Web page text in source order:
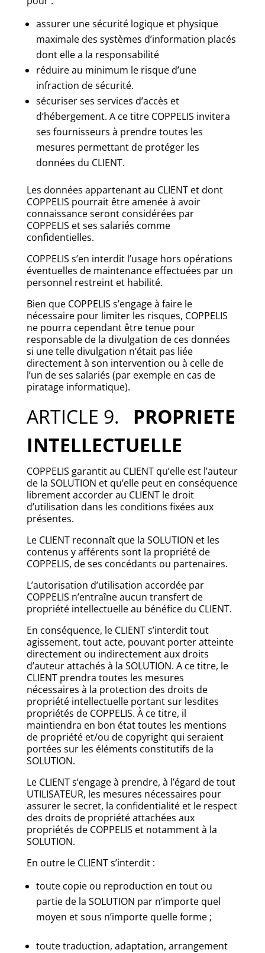
assurer une sécurité logique et physique
maximale des systèmes d’information placés
dont elle a la responsabilité
réduire au minimum le risque d’une
infraction de sécurité.
sécuriser ses services d’accès et
d’hébergement. A ce titre COPPELIS invitera
ses fournisseurs à prendre toutes les
mesures permettant de protéger les
données du CLIENT.
Les données appartenant au CLIENT et dont
COPPELIS pourrait être amenée à avoir
connaissance seront considérées par
COPPELIS et ses salariés comme
confidentielles.
COPPELIS s’en interdit l’usage hors opérations
éventuelles de maintenance effectuées par un
personnel restreint et habilité.
Bien que COPPELIS s’engage à faire le
nécessaire pour limiter les risques, COPPELIS
ne pourra cependant être tenue pour
responsable de la divulgation de ces données
si une telle divulgation n’était pas liée
directement à son intervention ou à celle de
l’un de ses salariés (par exemple en cas de
piratage informatique).
ARTICLE 9. PROPRIETE
INTELLECTUELLE
COPPELIS garantit au CLIENT qu’elle est l’auteur
de la SOLUTION et qu’elle peut en conséquence
librement accorder au CLIENT le droit
d’utilisation dans les conditions fixées aux
présentes.
Le CLIENT reconnaît que la SOLUTION et les
contenus y afférents sont la propriété de
COPPELIS, de ses concédants ou partenaires.
L’autorisation d’utilisation accordée par
COPPELIS n’entraîne aucun transfert de
propriété intellectuelle au bénéfice du CLIENT.
En conséquence, le CLIENT s’interdit tout
agissement, tout acte, pouvant porter atteinte
directement ou indirectement aux droits
d’auteur attachés à la SOLUTION. A ce titre, le
CLIENT prendra toutes les mesures
nécessaires à la protection des droits de
propriété intellectuelle portant sur lesdites
propriétés de COPPELIS. À ce titre, il
maintiendra en bon état toutes les mentions
de propriété et/ou de copyright qui seraient
portées sur les éléments constitutifs de la
SOLUTION.
Le CLIENT s’engage à prendre, à l’égard de tout
UTILISATEUR, les mesures nécessaires pour
assurer le secret, la confidentialité et le respect
des droits de propriété attachées aux
propriétés de COPPELIS et notamment à la
SOLUTION.
En outre le CLIENT s’interdit :
toute copie ou reproduction en tout ou
partie de la SOLUTION par n’importe quel
moyen et sous n’importe quelle forme ;
toute traduction, adaptation, arrangement